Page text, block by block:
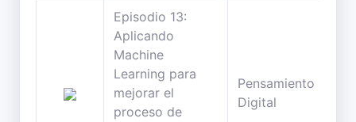
Episodio 13:
Aplicando
Machine
Learning para
mejorar el
proceso de
Pensamiento
Digital